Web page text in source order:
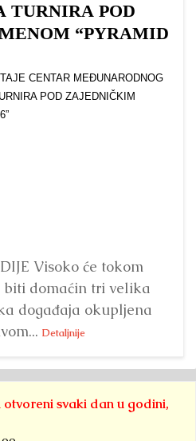
TURNIRA POD
“PYRAMID
Visoko će tokom
biti domaćin tri velika
događaja okupljena
Detaljnije
svaki dan u godini,